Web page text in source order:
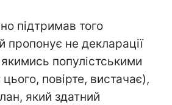
підтримав того
пропонує не декларації
популістськими
повірте, вистачає),
який здатний